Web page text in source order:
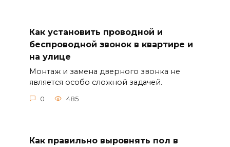
Как установить проводной и
беспроводной звонок в квартире и
на улице
Монтаж и замена дверного звонка не
является особо сложной задачей.
0 485
Как правильно выровнять пол в